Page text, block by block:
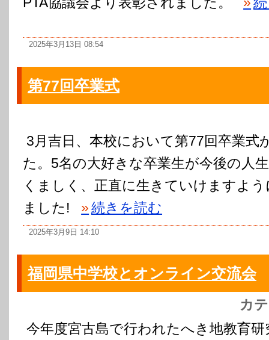
2025年3月13日 08:54
第77回卒業式
3月吉日、本校において第77回卒業式
た。5名の大好きな卒業生が今後の人
くましく、正直に生きていけますよ
ました!
»続きを読む
2025年3月9日 14:10
福岡県中学校とオンライン交流会
カ
今年度宮古島で行われたへき地教育